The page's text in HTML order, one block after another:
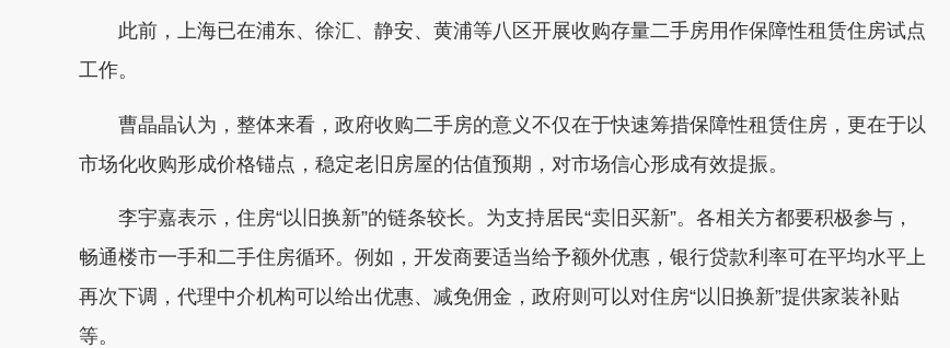
此前，上海已在浦东、徐汇、静安、黄浦等八区开展收购存量二手房用作保障性租赁住房试点
工作。
曹晶晶认为，整体来看，政府收购二手房的意义不仅在于快速筹措保障性租赁住房，更在于以
市场化收购形成价格锚点，稳定老旧房屋的估值预期，对市场信心形成有效提振。
李宇嘉表示，住房“以旧换新”的链条较长。为支持居民“卖旧买新”。各相关方都要积极参与，
畅通楼市一手和二手住房循环。例如，开发商要适当给予额外优惠，银行贷款利率可在平均水平上
再次下调，代理中介机构可以给出优惠、减免佣金，政府则可以对住房“以旧换新”提供家装补贴
等。